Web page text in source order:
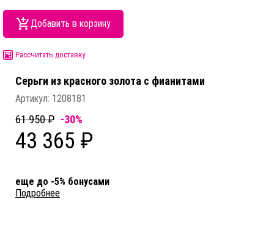
Добавить в корзину
Рассчитать доставку
Серьги из красного золота c фианитами
Артикул: 1208181
61 950 ₽ -30%
43 365 ₽
еще до -5% бонусами
Подробнее